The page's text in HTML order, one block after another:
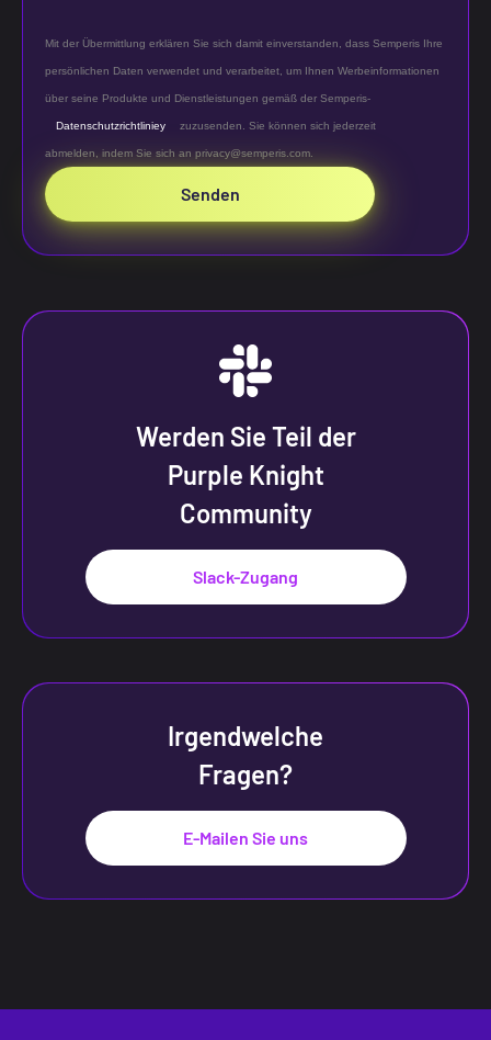
Mit der Übermittlung erklären Sie sich damit einverstanden, dass Semperis Ihre
persönlichen Daten verwendet und verarbeitet, um Ihnen Werbeinformationen
über seine Produkte und Dienstleistungen gemäß der Semperis-
Datenschutzrichtliniey zuzusenden. Sie können sich jederzeit
abmelden, indem Sie sich an privacy@semperis.com.
Senden
Werden Sie Teil der
Purple Knight
Community
Slack-Zugang
Irgendwelche
Fragen?
E-Mailen Sie uns